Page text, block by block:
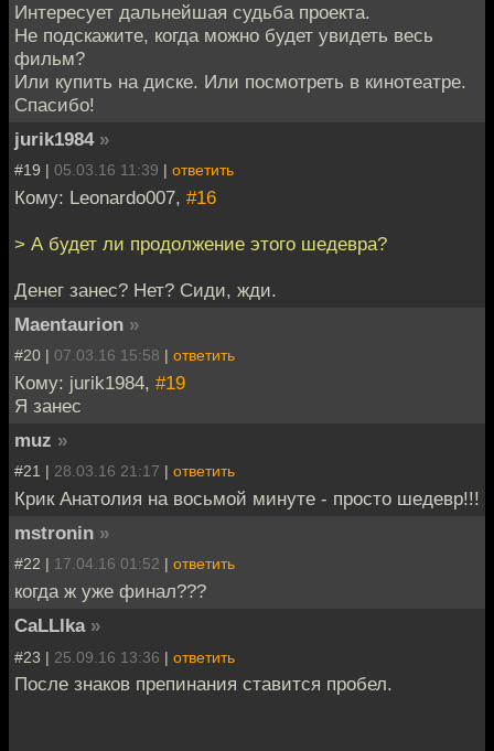
Интересует дальнейшая судьба проекта.
Не подскажите, когда можно будет увидеть весь
фильм?
Или купить на диске. Или посмотреть в кинотеатре.
Спасибо!
jurik1984 »
#19 | 05.03.16 11:39 | ответить
Кому: Leonardo007, #16
> А будет ли продолжение этого шедевра?
Денег занес? Нет? Сиди, жди.
Maentaurion »
#20 | 07.03.16 15:58 | ответить
Кому: jurik1984, #19
Я занес
muz »
#21 | 28.03.16 21:17 | ответить
Крик Анатолия на восьмой минуте - просто шедевр!!!
mstronin »
#22 | 17.04.16 01:52 | ответить
когда ж уже финал???
CaLLlka »
#23 | 25.09.16 13:36 | ответить
После знаков препинания ставится пробел.